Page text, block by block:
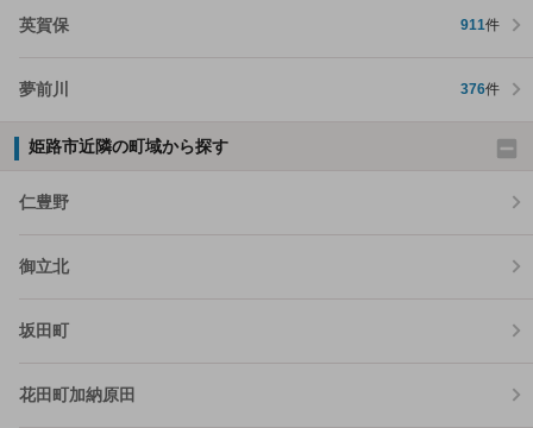
英賀保 911件
夢前川 376件
姫路市近隣の町域から探す
仁豊野
御立北
坂田町
花田町加納原田